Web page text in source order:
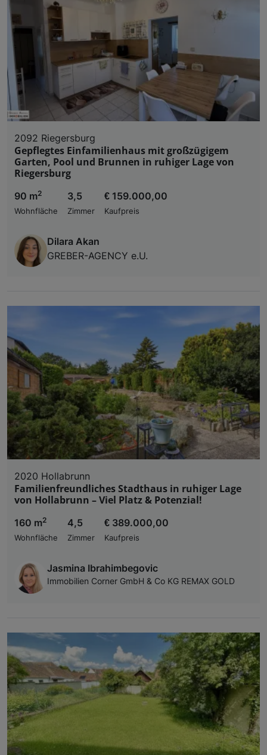
2092 Riegersburg
Gepflegtes Einfamilienhaus mit großzügigem
Garten, Pool und Brunnen in ruhiger Lage von
Riegersburg
90 m2
Wohnfläche
3,5
Zimmer
€ 159.000,00
Kaufpreis
Dilara Akan
GREBER-AGENCY e.U.
2020 Hollabrunn
Familienfreundliches Stadthaus in ruhiger Lage
von Hollabrunn – Viel Platz & Potenzial!
160 m2
Wohnfläche
4,5
Zimmer
€ 389.000,00
Kaufpreis
Jasmina Ibrahimbegovic
Immobilien Corner GmbH & Co KG REMAX GOLD